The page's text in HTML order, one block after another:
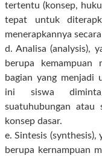
tertentu (konsep,
tepat untuk
menerapkannya
d. Analisa (analysis),
berupa kemampuan
bagian yang menjadi
ini siswa
suatuhubungan atau
konsep dasar.
e. Sintesis
berupa kernampuan